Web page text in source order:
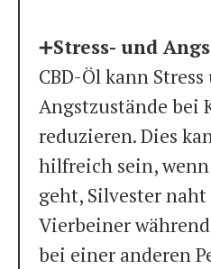
➕Stress- und
CBD-Öl kann
Angstzustände bei
reduzieren. Dies
hilfreich sein,
geht, Silvester
Vierbeiner
bei einer anderen